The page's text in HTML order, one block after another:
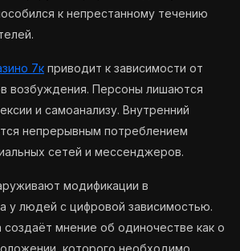
к непрестанному течению
7к приводит к зависимости от
возбуждения. Персоны лишаются
и самоанализу. Внутренний
непрерывным потреблением
сетей и мессенджеров.
модификации в
у людей с цифровой зависимостью.
мнение об одиночестве как о
которого необходимо